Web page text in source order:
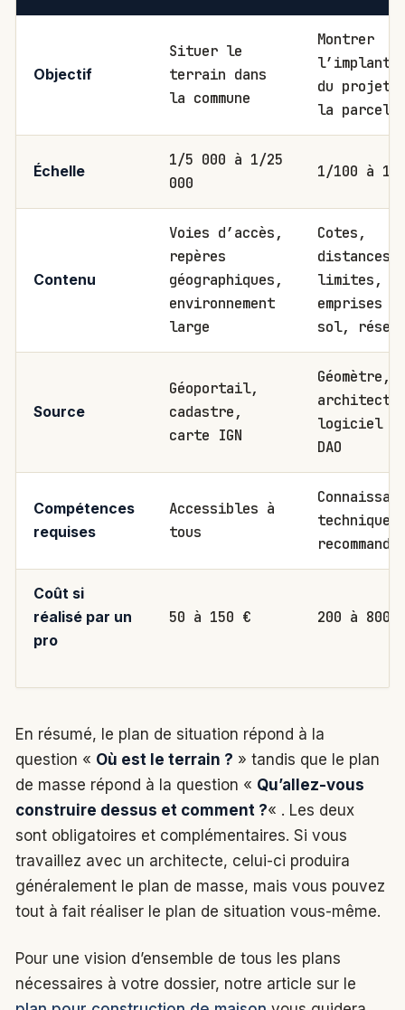
Objectif
Situer le
terrain dans
la commune
Montrer
du projet
la
Échelle
1/5 000 à 1/25
000
1/100 à 1/
Contenu
Voies d’accès,
repères
géographiques,
environnement
large
Cotes,
distances
limites,
emprises
sol,
Source
Géoportail,
cadastre,
carte IGN
Géomètre,
logiciel
DAO
Compétences
requises
Accessibles à
tous
techniques
Coût si
réalisé par un
pro
50 à 150 € 200 à 800
En résumé, le plan de situation répond à la
question « Où est le terrain ? » tandis que le plan
de masse répond à la question « Qu’allez-vous
construire dessus et comment ?« . Les deux
sont obligatoires et complémentaires. Si vous
travaillez avec un architecte, celui-ci produira
généralement le plan de masse, mais vous pouvez
tout à fait réaliser le plan de situation vous-même.
Pour une vision d’ensemble de tous les plans
nécessaires à votre dossier, notre article sur le